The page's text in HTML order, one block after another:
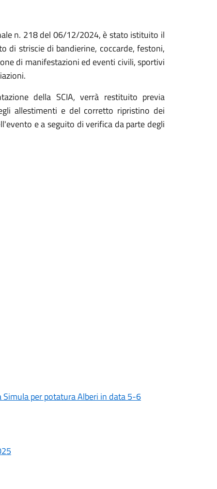
n. 218 del 06/12/2024, è stato istituito il
di striscie di bandierine, coccarde, festoni,
di manifestazioni ed eventi civili, sportivi
della SCIA, verrà restituito previa
allestimenti e del corretto ripristino dei
e a seguito di verifica da parte degli
per potatura Alberi in data 5-6